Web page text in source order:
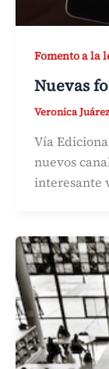
Fomento a la
Nuevas
Veronica
Vía
nuevos
interesante